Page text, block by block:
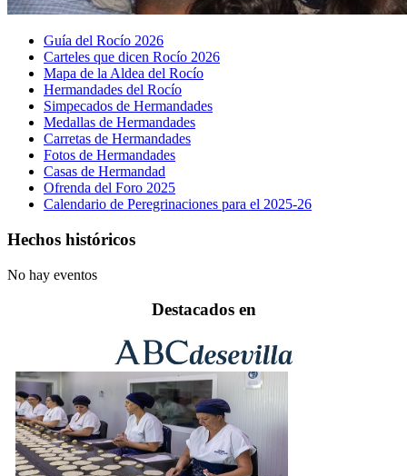
Guía del Rocío 2026
Carteles que dicen Rocío 2026
Mapa de la Aldea del Rocío
Hermandades del Rocío
Simpecados de Hermandades
Medallas de Hermandades
Carretas de Hermandades
Fotos de Hermandades
Casas de Hermandad
Ofrenda del Foro 2025
Calendario de Peregrinaciones para el 2025-26
Hechos históricos
No hay eventos
Destacados en